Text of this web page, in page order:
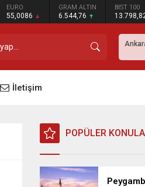
EURO
55,0086
GRAM ALTIN
6.544,76
BIST 100
İletişim
POPÜLER